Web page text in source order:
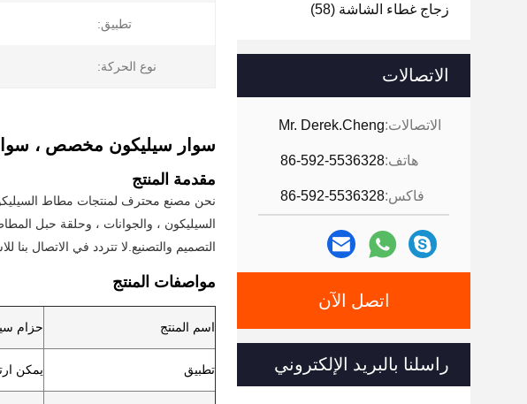
زجاج غطاء الشاشة (58)
الاتصالات
الاتصالات:Mr. Derek.Cheng
هاتف:86-592-5536328
فاكس:86-592-5536328
اتصل الآن
راسلنا بالبريد الإلكتروني
تطبيق:
نوع الحركة:
سوار سيليكون مخصص ، سوار
مقدمة المنتج
نحن مصنع محترف لمنتجات مطاط
التصميم والتصنيع. لا تتردد في الاتصال بنا
مواصفات المنتج
اسم المنتج حزام
تطبيق يمكن